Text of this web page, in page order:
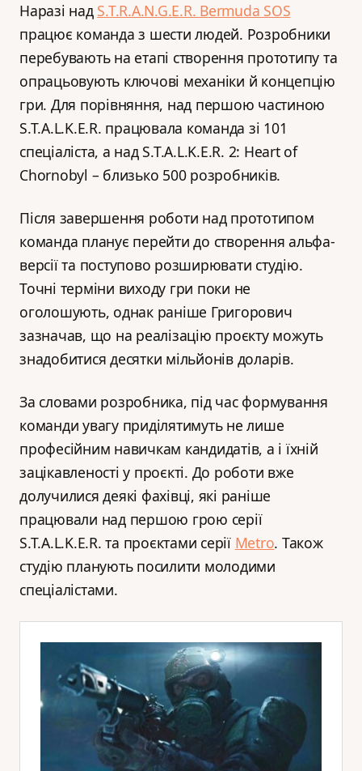
Наразі над S.T.R.A.N.G.E.R. Bermuda SOS
працює команда з шести людей. Розробники
перебувають на етапі створення прототипу та
опрацьовують ключові механіки й концепцію
гри. Для порівняння, над першою частиною
S.T.A.L.K.E.R. працювала команда зі 101
спеціаліста, а над S.T.A.L.K.E.R. 2: Heart of
Chornobyl – близько 500 розробників.
Після завершення роботи над прототипом
команда планує перейти до створення альфа-
версії та поступово розширювати студію.
Точні терміни виходу гри поки не
оголошують, однак раніше Григорович
зазначав, що на реалізацію проєкту можуть
знадобитися десятки мільйонів доларів.
За словами розробника, під час формування
команди увагу приділятимуть не лише
професійним навичкам кандидатів, а і їхній
зацікавленості у проєкті. До роботи вже
долучилися деякі фахівці, які раніше
працювали над першою грою серії
S.T.A.L.K.E.R. та проєктами серії Metro. Також
студію планують посилити молодими
спеціалістами.